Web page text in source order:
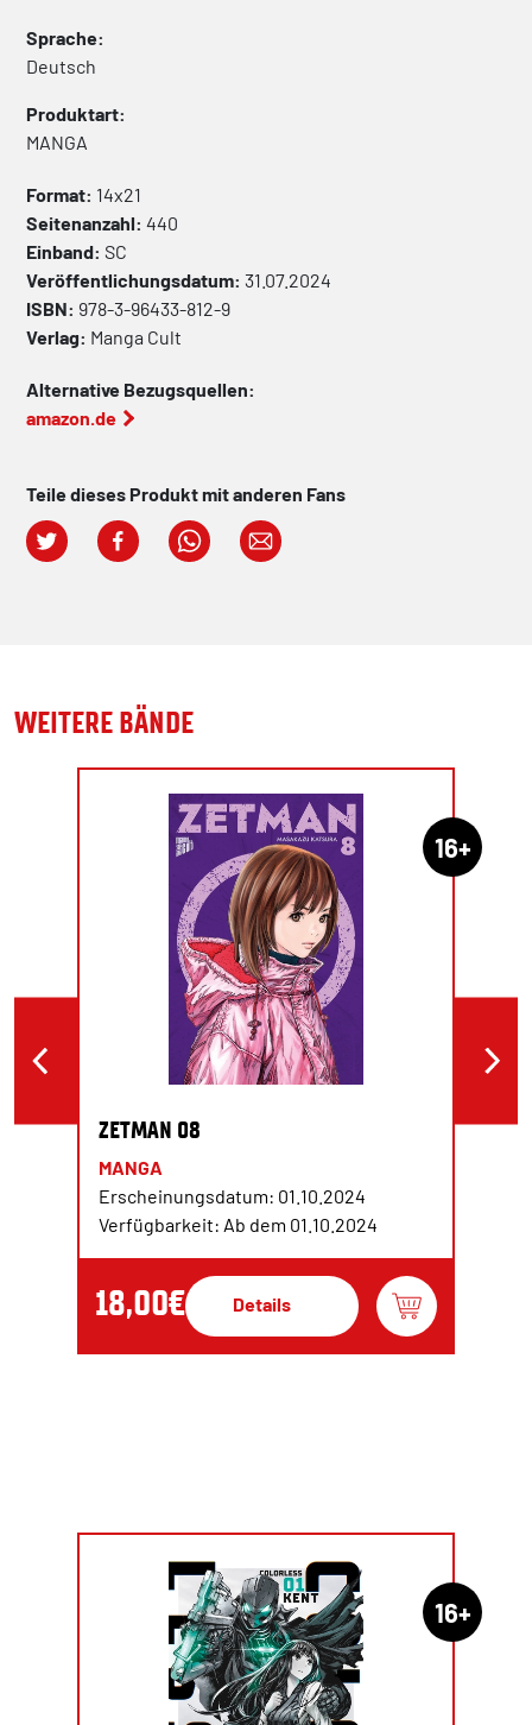
Sprache:
Deutsch
Produktart:
MANGA
Format: 14x21
Seitenanzahl: 440
Einband: SC
Veröffentlichungsdatum: 31.07.2024
ISBN: 978-3-96433-812-9
Verlag: Manga Cult
Alternative Bezugsquellen:
amazon.de
Teile dieses Produkt mit anderen Fans
WEITERE BÄNDE
16+
ZETMAN 08
MANGA
Erscheinungsdatum: 01.10.2024
Verfügbarkeit: Ab dem 01.10.2024
18,00€ Details
16+